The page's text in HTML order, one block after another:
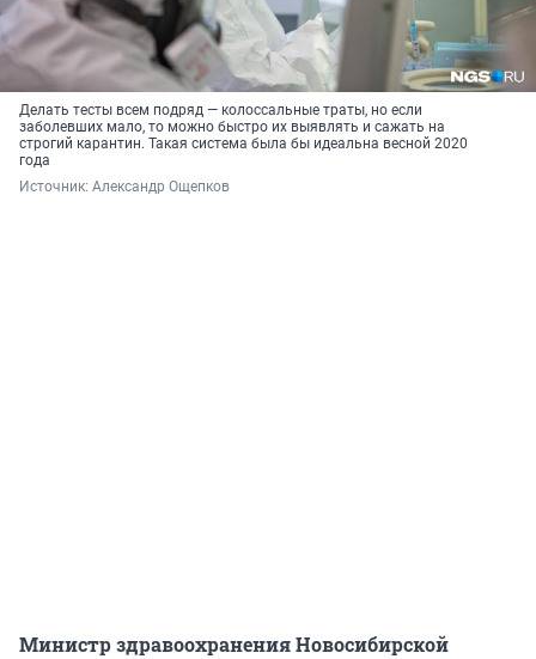
Делать тесты всем подряд — колоссальные траты, но если
заболевших мало, то можно быстро их выявлять и сажать на
строгий карантин. Такая система была бы идеальна весной 2020
года
Источник: Александр Ощепков
Министр здравоохранения Новосибирской